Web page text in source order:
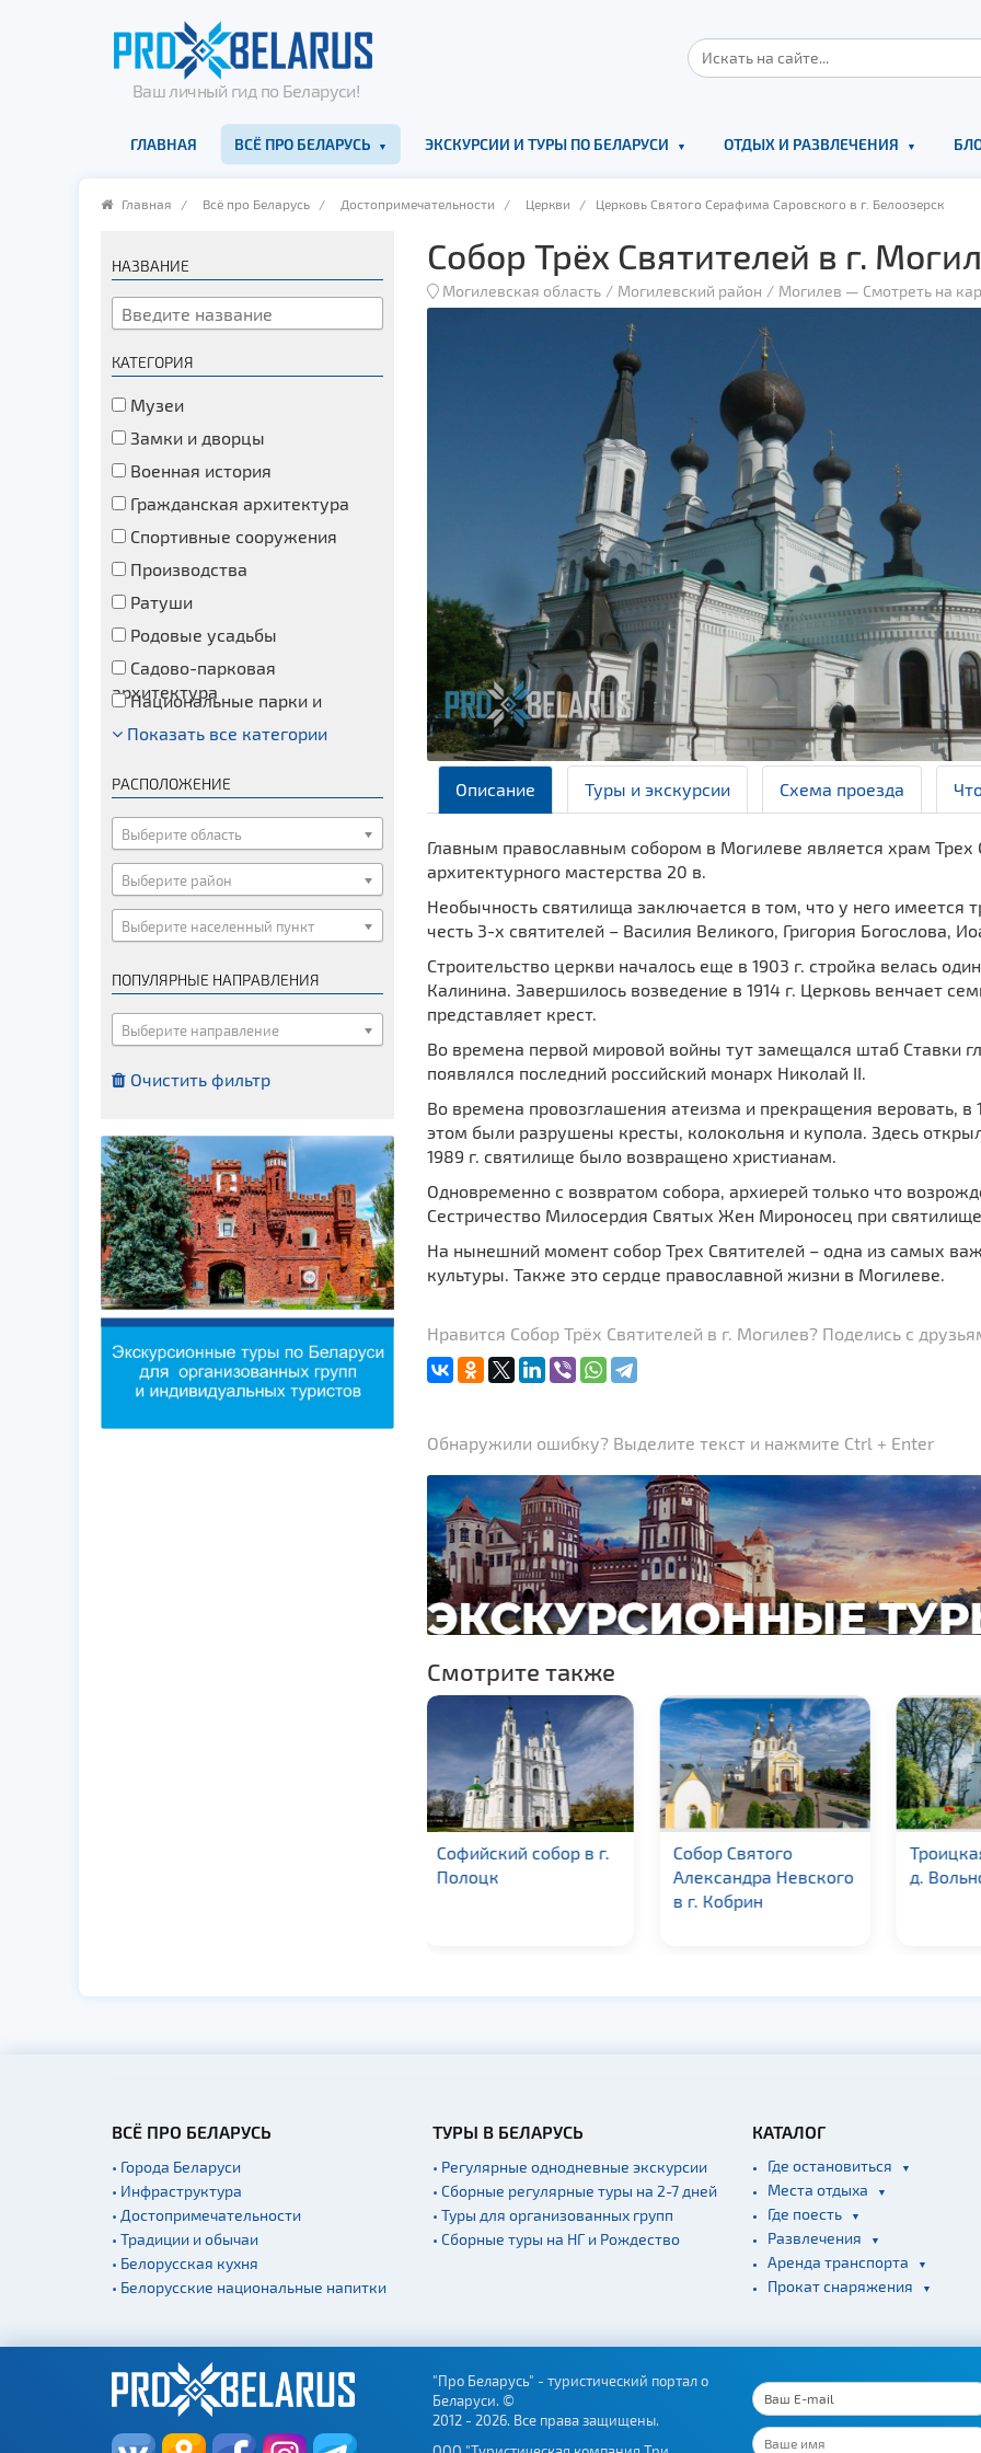
Ваш личный гид по Беларуси!
ГЛАВНАЯ ВСЁ ПРО БЕЛАРУСЬ ЭКСКУРСИИ И ТУРЫ ПО БЕЛАРУСИ ОТДЫХ И РАЗВЛЕЧЕНИЯ
Главная / Всё про Беларусь / Достопримечательности / Церкви / Церковь Святого Серафима Саровского в г. Белоозерск
НАЗВАНИЕ
КАТЕГОРИЯ
Музеи
Замки и дворцы
Военная история
Гражданская архитектура
Спортивные сооружения
Производства
Ратуши
Родовые усадьбы
Садово-парковая
архитектура
Национальные парки и
заказники
Озера и водоемы
Памятники археологии
Памятники геодезии
Памятники природы
Памятники известным людям
Церкви
Костелы
Мечети
Кладбище
Культурные центры
Театры
Галереи
Концертные залы
Показать все категории
РАСПОЛОЖЕНИЕ
Выберите область
Выберите район
Выберите населенный пункт
ПОПУЛЯРНЫЕ НАПРАВЛЕНИЯ
Выберите направление
Очистить фильтр
Собор Трёх Святителей в г.
Могилевская область Могилевский район Могилев — Смотреть на
Описание Туры и экскурсии Схема проезда
Главным православным собором в Могилеве является храм Трех
архитектурного мастерства 20 в.
Необычность святилища заключается в том, что у него имеется
честь 3-х святителей – Василия Великого, Григория Богослова,
Строительство церкви началось еще в 1903 г. стройка велась
Калинина. Завершилось возведение в 1914 г. Церковь венчает
представляет крест.
Во времена первой мировой войны тут замещался штаб Ставки
появлялся последний российский монарх Николай II.
Во времена провозглашения атеизма и прекращения веровать, в
этом были разрушены кресты, колокольня и купола. Здесь
1989 г. святилище было возвращено христианам.
Одновременно с возвратом собора, архиерей только что
Сестричество Милосердия Святых Жен Мироносец при
На нынешний момент собор Трех Святителей – одна из самых
культуры. Также это сердце православной жизни в Могилеве.
Нравится Собор Трёх Святителей в г. Могилев? Поделись с
Обнаружили ошибку? Выделите текст и нажмите Ctrl + Enter
Смотрите также
Собор Святого
Александра Невского
Троицкая церковь в
д. Вольно
ВСЁ ПРО БЕЛАРУСЬ
• Города Беларуси
• Инфраструктура
• Достопримечательности
• Традиции и обычаи
• Белорусская кухня
• Белорусские национальные напитки
ТУРЫ В БЕЛАРУСЬ
• Регулярные однодневные экскурсии
• Сборные регулярные туры на 2-7 дней
• Туры для организованных групп
• Сборные туры на НГ и Рождество
КАТАЛОГ
Где остановиться
Места отдыха
Где поесть
Развлечения
Аренда транспорта
Прокат снаряжения
"Про Беларусь" - туристический портал о
Беларуси. ©
2012 - 2026. Все права защищены.